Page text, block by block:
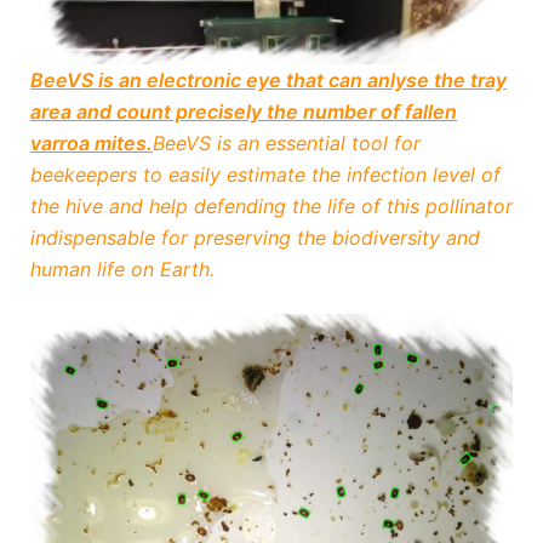
BeeVS is an electronic eye that can anlyse the tray
area and count precisely the number of fallen
varroa mites.BeeVS is an essential tool for
beekeepers to easily estimate the infection level of
the hive and help defending the life of this pollinator
indispensable for preserving the biodiversity and
human life on Earth.